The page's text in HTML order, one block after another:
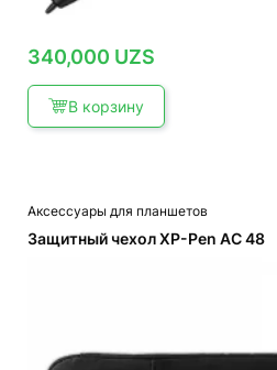
340,000 UZS
В корзину
Аксессуары для планшетов
Защитный чехол XP-Pen AC 48